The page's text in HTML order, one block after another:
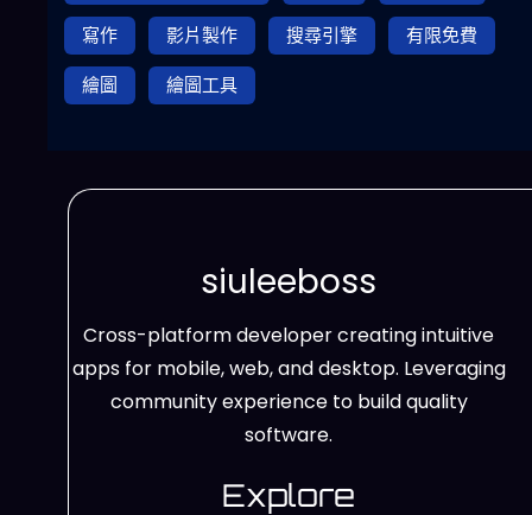
寫作
影片製作 搜尋引擎
有限免費
繪圖
繪圖工具
siuleeboss
Cross-platform developer creating intuitive
apps for mobile, web, and desktop. Leveraging
community experience to build quality
software.
Explore